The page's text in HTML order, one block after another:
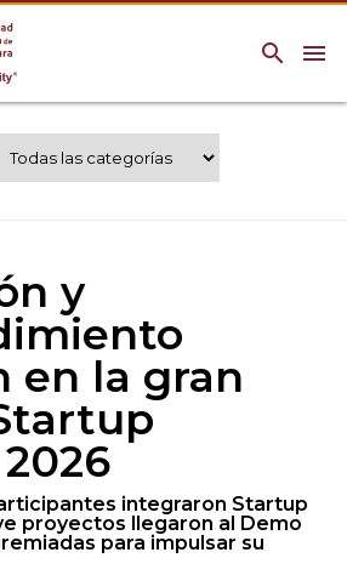
menu
search
UAG
y
en la gran
integraron Startup
proyectos llegaron al Demo
para impulsar su